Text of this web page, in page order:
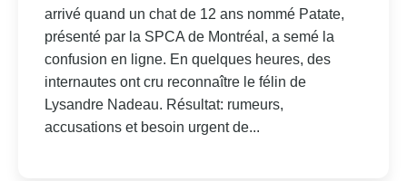
arrivé quand un chat de 12 ans nommé Patate,
présenté par la SPCA de Montréal, a semé la
confusion en ligne. En quelques heures, des
internautes ont cru reconnaître le félin de
Lysandre Nadeau. Résultat: rumeurs,
accusations et besoin urgent de...